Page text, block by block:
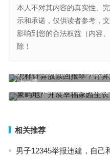
本人不对其内容的真实性、
示和承诺，仅供读者参考，
影响到您的合法权益（内容
除！
上一篇
怎样计算股票回报率？计算股票
象屿地产开展幸福家
相关推荐
男子12345举报违建，自